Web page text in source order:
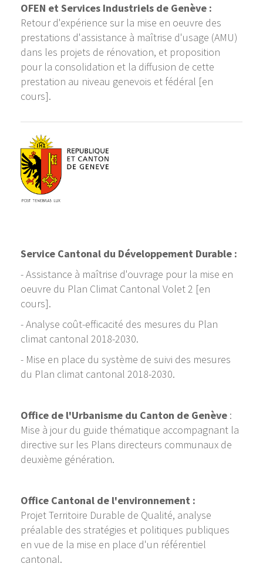
OFEN et Services Industriels de Genève :
Retour d'expérience sur la mise en oeuvre des
prestations d'assistance à maîtrise d'usage (AMU)
dans les projets de rénovation, et proposition
pour la consolidation et la diffusion de cette
prestation au niveau genevois et fédéral [en
cours].
Service Cantonal du Développement Durable :
- Assistance à maîtrise d'ouvrage pour la mise en
oeuvre du Plan Climat Cantonal Volet 2 [en
cours].
- Analyse coût-efficacité des mesures du Plan
climat cantonal 2018-2030.
- Mise en place du système de suivi des mesures
du Plan climat cantonal 2018-2030.
Office de l'Urbanisme du Canton de Genève :
Mise à jour du guide thématique accompagnant la
directive sur les Plans directeurs communaux de
deuxième génération.
Office Cantonal de l'environnement :
Projet Territoire Durable de Qualité, analyse
préalable des stratégies et politiques publiques
en vue de la mise en place d'un référentiel
cantonal.